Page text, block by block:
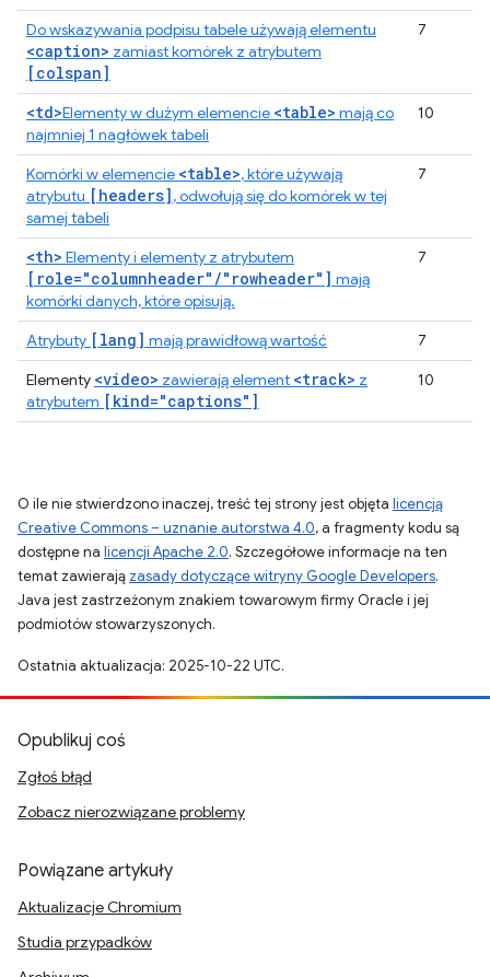
Do wskazywania podpisu tabele używają elementu
<caption> zamiast komórek z atrybutem
[colspan]
7
<td>Elementy w dużym elemencie <table> mają co
najmniej 1 nagłówek tabeli
10
Komórki w elemencie <table>, które używają
atrybutu [headers], odwołują się do komórek w tej
samej tabeli
7
<th> Elementy i elementy z atrybutem
[role="columnheader"/"rowheader"] mają
komórki danych, które opisują.
7
Atrybuty [lang] mają prawidłową wartość
7
Elementy <video> zawierają element <track> z
atrybutem [kind="captions"]
10
O ile nie stwierdzono inaczej, treść tej strony jest objęta licencją
Creative Commons – uznanie autorstwa 4.0, a fragmenty kodu są
dostępne na licencji Apache 2.0. Szczegółowe informacje na ten
temat zawierają zasady dotyczące witryny Google Developers.
Java jest zastrzeżonym znakiem towarowym firmy Oracle i jej
podmiotów stowarzyszonych.
Ostatnia aktualizacja: 2025-10-22 UTC.
Opublikuj coś
Zgłoś błąd
Zobacz nierozwiązane problemy
Powiązane artykuły
Aktualizacje Chromium
Studia przypadków